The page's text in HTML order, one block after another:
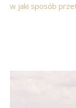
w jaki sposób